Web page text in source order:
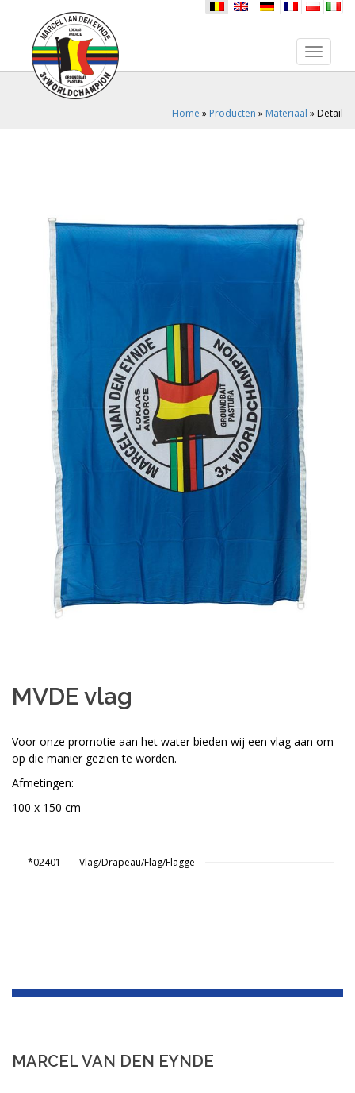
nl en de fr pl it
Toggle
Home » Producten » Materiaal » Detail
MVDE vlag
Voor onze promotie aan het water bieden wij een vlag aan om
op die manier gezien te worden.
Afmetingen:
100 x 150 cm
*02401 Vlag/Drapeau/Flag/Flagge
MARCEL VAN DEN EYNDE